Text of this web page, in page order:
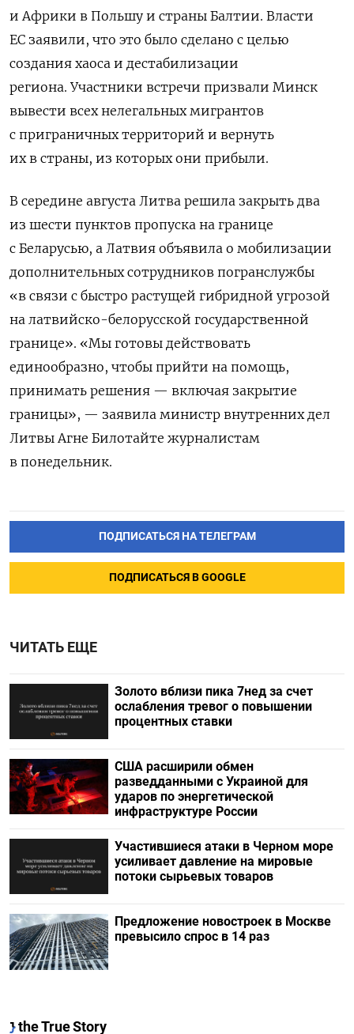
и Африки в Польшу и страны Балтии. Власти
ЕС заявили, что это было сделано с целью
создания хаоса и дестабилизации
региона. Участники встречи призвали Минск
вывести всех нелегальных мигрантов
с приграничных территорий и вернуть
их в страны, из которых они прибыли.
В середине августа Литва решила закрыть два
из шести пунктов пропуска на границе
с Беларусью, а Латвия объявила о мобилизации
дополнительных сотрудников погранслужбы
«в связи с быстро растущей гибридной угрозой
на латвийско-белорусской государственной
границе». «Мы готовы действовать
единообразно, чтобы прийти на помощь,
принимать решения — включая закрытие
границы», — заявила министр внутренних дел
Литвы Агне Билотайте журналистам
в понедельник.
ПОДПИСАТЬСЯ НА ТЕЛЕГРАМ
ПОДПИСАТЬСЯ В GOOGLE
ЧИТАТЬ ЕЩЕ
Золото вблизи пика 7нед за счет
ослабления тревог о повышении
процентных ставки
США расширили обмен
разведданными с Украиной для
ударов по энергетической
инфраструктуре России
Участившиеся атаки в Черном море
усиливает давление на мировые
потоки сырьевых товаров
Предложение новостроек в Москве
превысило спрос в 14 раз